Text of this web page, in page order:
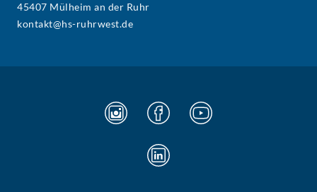
45407 Mülheim an der Ruhr
kontakt@hs-ruhrwest.de